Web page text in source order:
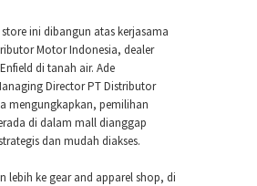
ini dibangun atas kerjasama
Motor Indonesia, dealer
di tanah air. Ade
Director PT Distributor
mengungkapkan, pemilihan
di dalam mall dianggap
dan mudah diakses.
lebih ke gear and apparel shop, di